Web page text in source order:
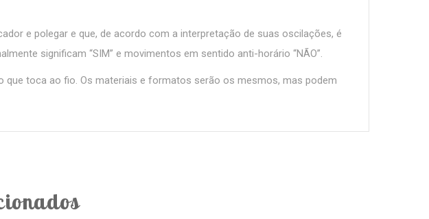
e polegar e que, de acordo com a interpretação de suas oscilações, é
significam “SIM” e movimentos em sentido anti-horário “NÃO”.
que toca ao fio. Os materiais e formatos serão os mesmos, mas podem